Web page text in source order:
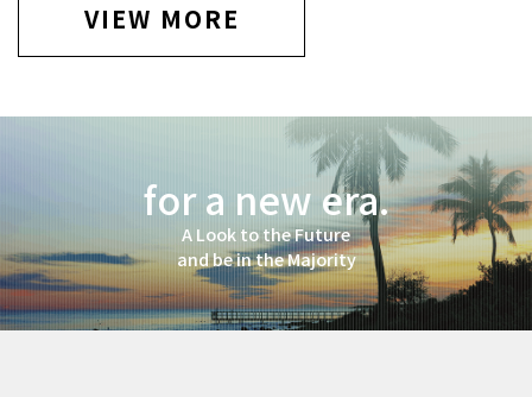
VIEW MORE
for a new era.
A Look to the Future
and be in the Majority